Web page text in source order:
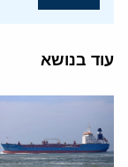
עוד בנושא